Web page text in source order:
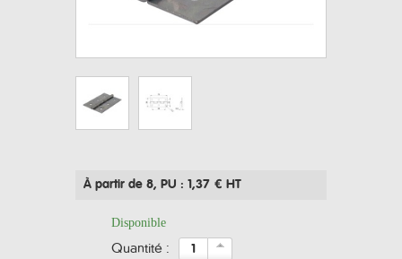
À partir de 8, PU : 1,37 € HT
Disponible
quantité :